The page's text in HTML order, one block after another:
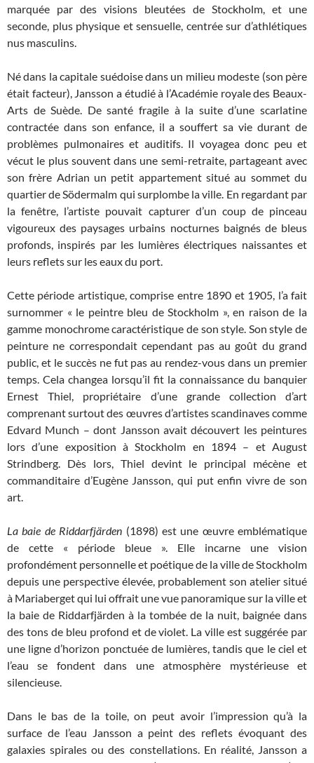
marquée par des visions bleutées de Stockholm, et une
seconde, plus physique et sensuelle, centrée sur d’athlétiques
nus masculins.
Né dans la capitale suédoise dans un milieu modeste (son père
était facteur), Jansson a étudié à l’Académie royale des Beaux-
Arts de Suède. De santé fragile à la suite d’une scarlatine
contractée dans son enfance, il a souffert sa vie durant de
problèmes pulmonaires et auditifs. Il voyagea donc peu et
vécut le plus souvent dans une semi-retraite, partageant avec
son frère Adrian un petit appartement situé au sommet du
quartier de Södermalm qui surplombe la ville. En regardant par
la fenêtre, l’artiste pouvait capturer d’un coup de pinceau
vigoureux des paysages urbains nocturnes baignés de bleus
profonds, inspirés par les lumières électriques naissantes et
leurs reflets sur les eaux du port.
Cette période artistique, comprise entre 1890 et 1905, l’a fait
surnommer « le peintre bleu de Stockholm », en raison de la
gamme monochrome caractéristique de son style. Son style de
peinture ne correspondait cependant pas au goût du grand
public, et le succès ne fut pas au rendez-vous dans un premier
temps. Cela changea lorsqu’il fit la connaissance du banquier
Ernest Thiel, propriétaire d’une grande collection d’art
comprenant surtout des œuvres d’artistes scandinaves comme
Edvard Munch – dont Jansson avait découvert les peintures
lors d’une exposition à Stockholm en 1894 – et August
Strindberg. Dès lors, Thiel devint le principal mécène et
commanditaire d’Eugène Jansson, qui put enfin vivre de son
art.
La baie de Riddarfjärden (1898) est une œuvre emblématique
de cette « période bleue ». Elle incarne une vision
profondément personnelle et poétique de la ville de Stockholm
depuis une perspective élevée, probablement son atelier situé
à Mariaberget qui lui offrait une vue panoramique sur la ville et
la baie de Riddarfjärden à la tombée de la nuit, baignée dans
des tons de bleu profond et de violet. La ville est suggérée par
une ligne d’horizon ponctuée de lumières, tandis que le ciel et
l’eau se fondent dans une atmosphère mystérieuse et
silencieuse.
Dans le bas de la toile, on peut avoir l’impression qu’à la
surface de l’eau Jansson a peint des reflets évoquant des
galaxies spirales ou des constellations. En réalité, Jansson a